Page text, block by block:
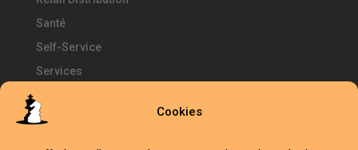
Cookies
Santé
Self-Service
Services
Télétravail